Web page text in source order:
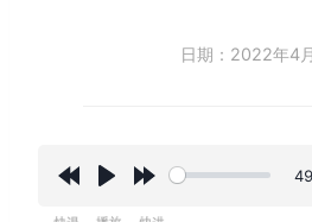
日期：2022年4